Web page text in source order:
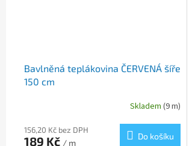
Bavlněná teplákovina ČERVENÁ šíře
150 cm
Skladem (9 m)
156,20 Kč bez DPH
189 Kč / m
Do košíku